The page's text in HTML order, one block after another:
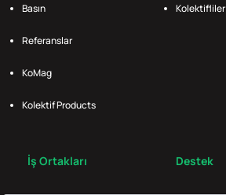
Basın
Referanslar
KoMag
Kolektif Products
Kolektifliler
İş Ortakları Destek